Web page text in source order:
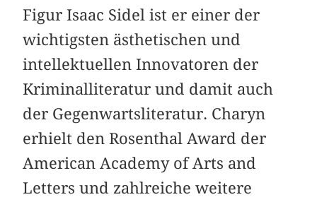
Figur Isaac Sidel ist er einer der
wichtigsten ästhetischen und
intellektuellen Innovatoren der
Kriminalliteratur und damit auch
der Gegenwartsliteratur. Charyn
erhielt den Rosenthal Award der
American Academy of Arts and
Letters und zahlreiche weitere